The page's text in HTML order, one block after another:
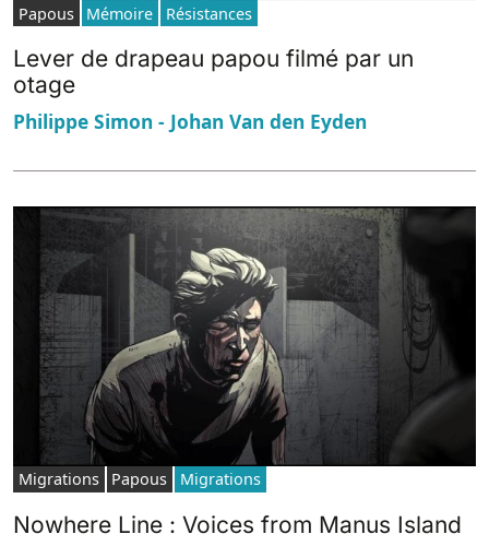
Papous Mémoire Résistances
Lever de drapeau papou filmé par un
otage
Philippe Simon - Johan Van den Eyden
Migrations Papous Migrations
Nowhere Line : Voices from Manus Island